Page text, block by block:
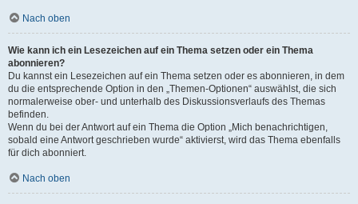
Nach oben
Wie kann ich ein Lesezeichen auf ein Thema setzen oder ein Thema
abonnieren?
Du kannst ein Lesezeichen auf ein Thema setzen oder es abonnieren, in dem
du die entsprechende Option in den „Themen-Optionen“ auswählst, die sich
normalerweise ober- und unterhalb des Diskussionsverlaufs des Themas
befinden.
Wenn du bei der Antwort auf ein Thema die Option „Mich benachrichtigen,
sobald eine Antwort geschrieben wurde“ aktivierst, wird das Thema ebenfalls
für dich abonniert.
Nach oben